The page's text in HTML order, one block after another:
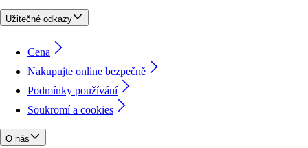
Užitečné odkazy
Cena
Nakupujte online bezpečně
Podmínky používání
Soukromí a cookies
O nás